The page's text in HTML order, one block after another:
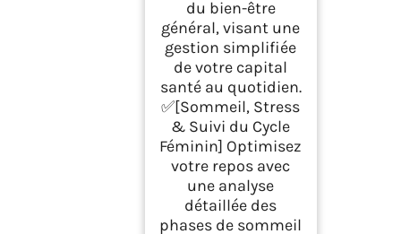
du bien-être
général, visant une
gestion simplifiée
de votre capital
santé au quotidien.
✅[Sommeil, Stress
& Suivi du Cycle
Féminin] Optimisez
votre repos avec
une analyse
détaillée des
phases de sommeil